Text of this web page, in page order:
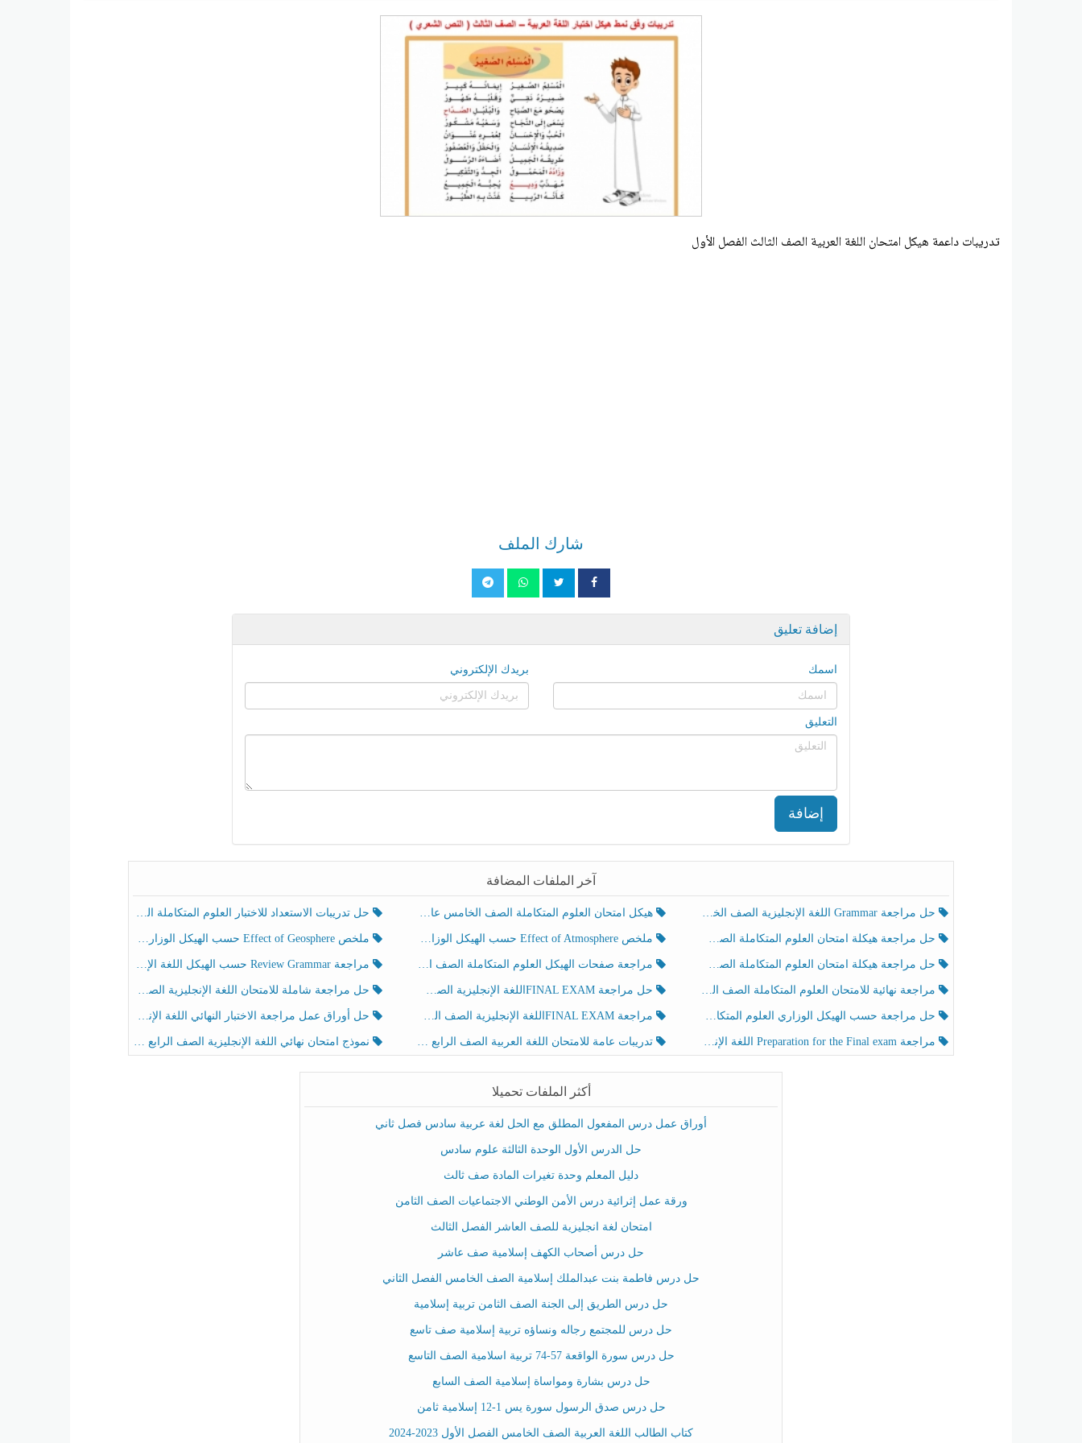
تدريبات داعمة هيكل امتحان اللغة العربية الصف الثالث الفصل الأول
شارك الملف
إضافة تعليق
اسمك بريدك الإلكتروني
التعليق
إضافة
آخر الملفات المضافة
حل مراجعة Grammar اللغة الإنجليزية الصف الخامس الفصل الثالث هيكل امتحان العلوم المتكاملة الصف الخامس عام الفصل الدراسي الثالث 2025-2026 حل تدريبات الاستعداد للاختبار العلوم المتكاملة الصف الخامس عام الفصل الثالث
حل مراجعة هيكلة امتحان العلوم المتكاملة الصف الخامس انسبير الفصل الثالث ملخص Effect of Atmosphere حسب الهيكل الوزاري العلوم المتكاملة الصف الخامس انسبير الفصل الثالث ملخص Effect of Geosphere حسب الهيكل الوزاري العلوم المتكاملة الصف الخامس انسبير الفصل الثالث
حل مراجعة هيكلة امتحان العلوم المتكاملة الصف الخامس عام الفصل الثالث مراجعة صفحات الهيكل العلوم المتكاملة الصف الخامس انسبير الفصل الثالث مراجعة Review Grammar حسب الهيكل اللغة الإنجليزية الصف الخامس الفصل الثالث
مراجعة نهائية للامتحان العلوم المتكاملة الصف الخامس انسبير الفصل الثالث حل مراجعة FINAL EXAMاللغة الإنجليزية الصف الخامس الفصل الثالث حل مراجعة شاملة للامتحان اللغة الإنجليزية الصف الخامس الفصل الثالث
حل مراجعة حسب الهيكل الوزاري العلوم المتكاملة الصف الخامس عام الفصل الثالث مراجعة FINAL EXAMاللغة الإنجليزية الصف الخامس الفصل الثالث حل أوراق عمل مراجعة الاختبار النهائي اللغة الإنجليزية الصف الرابع الفصل الثالث
مراجعة Preparation for the Final exam اللغة الإنجليزية الصف الرابع الفصل الثالث تدريبات عامة للامتحان اللغة العربية الصف الرابع الفصل الثالث نموذج امتحان نهائي اللغة الإنجليزية الصف الرابع الفصل الثالث
أكثر الملفات تحميلا
أوراق عمل درس المفعول المطلق مع الحل لغة عربية سادس فصل ثاني
حل الدرس الأول الوحدة الثالثة علوم سادس
دليل المعلم وحدة تغيرات المادة صف ثالث
ورقة عمل إثرائية درس الأمن الوطني الاجتماعيات الصف الثامن
امتحان لغة انجليزية للصف العاشر الفصل الثالث
حل درس أصحاب الكهف إسلامية صف عاشر
حل درس فاطمة بنت عبدالملك إسلامية الصف الخامس الفصل الثاني
حل درس الطريق إلى الجنة الصف الثامن تربية إسلامية
حل درس للمجتمع رجاله ونساؤه تربية إسلامية صف تاسع
حل درس سورة الواقعة 57-74 تربية اسلامية الصف التاسع
حل درس بشارة ومواساة إسلامية الصف السابع
حل درس صدق الرسول سورة يس 1-12 إسلامية ثامن
كتاب الطالب اللغة العربية الصف الخامس الفصل الأول 2023-2024